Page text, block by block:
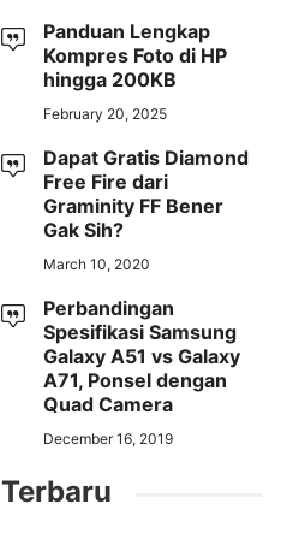
Panduan Lengkap
Kompres Foto di HP
hingga 200KB
February 20, 2025
Dapat Gratis Diamond
Free Fire dari
Graminity FF Bener
Gak Sih?
March 10, 2020
Perbandingan
Spesifikasi Samsung
Galaxy A51 vs Galaxy
A71, Ponsel dengan
Quad Camera
December 16, 2019
Terbaru